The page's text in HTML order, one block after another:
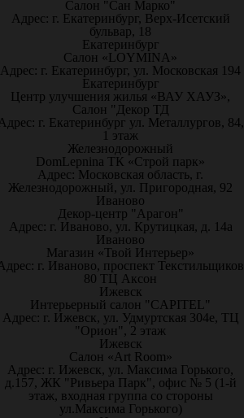
Салон "Сан Марко"
Адрес: г. Екатеринбург, Верх-Исетский
бульвар, 18
Екатеринбург
Салон «LOYMINA»
Адрес: г. Екатеринбург, ул. Московская 194
Екатеринбург
Центр улучшения жилья «ВАУ ХАУЗ»,
Салон "Декор ТД
г. Екатеринбург ул. Металлургов, 84,
1 этаж
Железнодорожный
DomLepnina ТК «Строй парк»
Адрес: Московская область, г.
Железнодорожный, ул. Пригородная, 92
Иваново
Декор-центр "Арагон"
Адрес: г. Иваново, ул. Крутицкая, д. 14а
Иваново
Магазин «Твой Интерьер»
г. Иваново, проспект Текстильщиков
80 ТЦ Аксон
Ижевск
Интерьерный салон "CAPITEL"
Адрес: г. Ижевск, ул. Удмуртская 304е, ТЦ
"Орион", 2 этаж
Ижевск
Салон «Art Room»
Адрес: г. Ижевск, ул. Максима Горького,
д.157, ЖК "Ривьера Парк", офис № 5 (1-й
этаж, входная группа со стороны
ул.Максима Горького)